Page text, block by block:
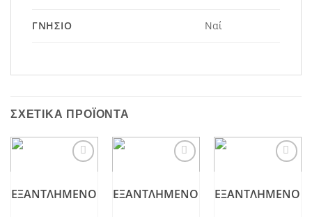
ΓΝΉΣΙΟ Ναί
ΣΧΕΤΙΚΆ ΠΡΟΪΌΝΤΑ
ΕΞΑΝΤΛΗΜΈΝΟ ΕΞΑΝΤΛΗΜΈΝΟ ΕΞΑΝΤΛΗΜΈΝΟ